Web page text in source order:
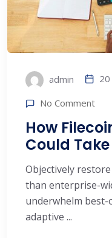
admin
No Comment
How
Could
Objectively
than enterprise-
underwhelm
adaptive ...